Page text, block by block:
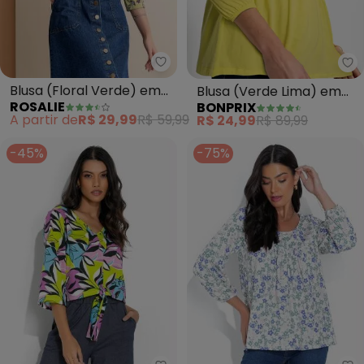
Rosalie - Blusa (Floral Verde)
Blusa (Floral Verde) em
Malha
ROSALIE
A partir deR$ 29,99R$ 59,99
Blusa (Verde Lima) em
Malha de Algodão
BONPRIX
R$ 24,99R$ 89,99
-45%
-75%